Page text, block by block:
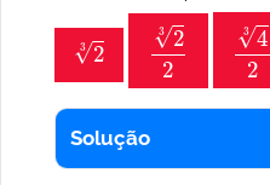
23 232 432
Solução